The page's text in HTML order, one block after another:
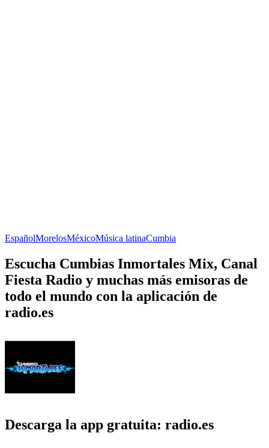
EspañolMorelosMéxicoMúsica latinaCumbia
Escucha Cumbias Inmortales Mix, Canal
Fiesta Radio y muchas más emisoras de
todo el mundo con la aplicación de
radio.es
Descarga la app gratuita: radio.es